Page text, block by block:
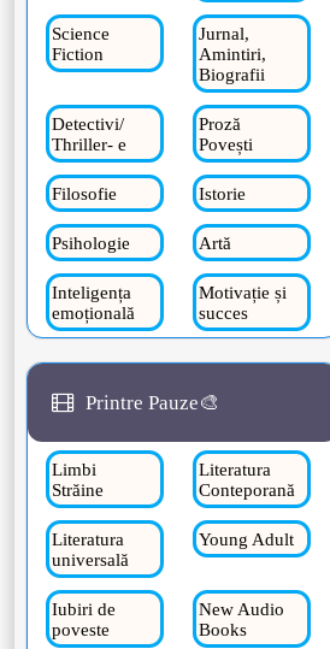
Science
Fiction
Jurnal,
Amintiri,
Biografii
Detectivi/
Thriller- e
Proză
Povești
Filosofie Istorie
Psihologie Artă
Inteligența
emoțională
Motivație și
succes
Printre Pauze🎨
Limbi
Străine
Literatura
Conteporană
Literatura
universală
Young Adult
Iubiri de
poveste
New Audio
Books